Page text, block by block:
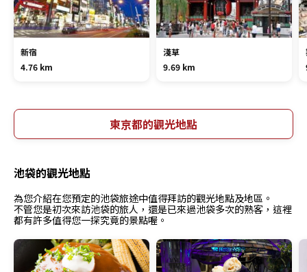
新宿
4.76 km
淺草
9.69 km
東京都的觀光地點
池袋的觀光地點
為您介紹在您預定的池袋旅途中值得拜訪的觀光地點及地區。
不管您是初次來訪池袋的旅人，還是已來過池袋多次的熟客，這裡
都有許多值得您一探究竟的景點喔。